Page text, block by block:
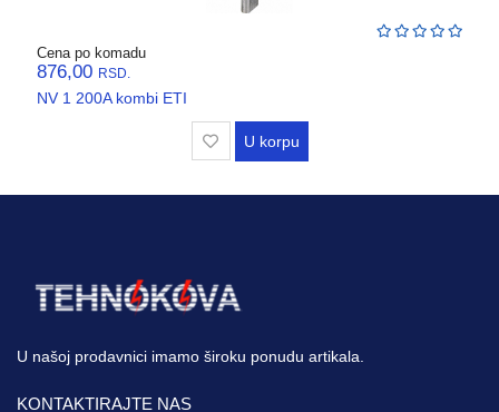
Cena po komadu
876,00 RSD.
NV 1 200A kombi ETI
U korpu
U našoj prodavnici imamo široku ponudu artikala.
KONTAKTIRAJTE NAS